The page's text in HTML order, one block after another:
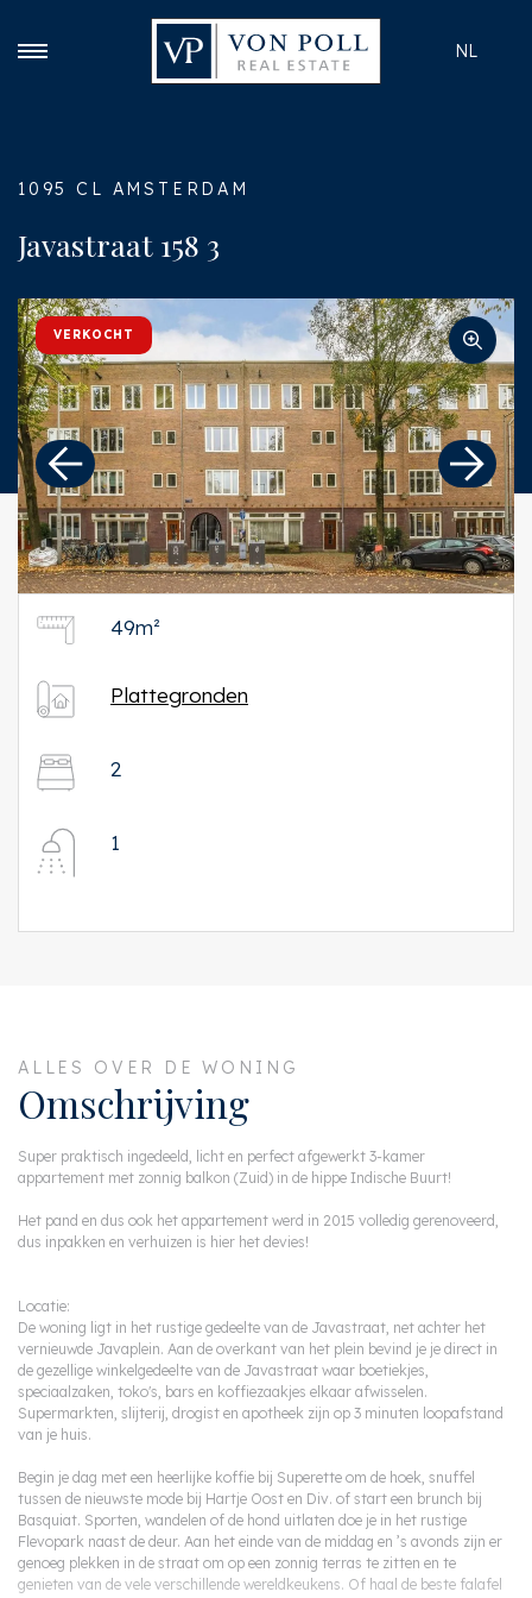
NL
1095 CL AMSTERDAM
Javastraat 158 3
VERKOCHT
49m²
Plattegronden
2
1
ALLES OVER DE WONING
Omschrijving
Super praktisch ingedeeld, licht en perfect afgewerkt 3-kamer
appartement met zonnig balkon (Zuid) in de hippe Indische Buurt!
Het pand en dus ook het appartement werd in 2015 volledig gerenoveerd,
dus inpakken en verhuizen is hier het devies!
Locatie:
De woning ligt in het rustige gedeelte van de Javastraat, net achter het
vernieuwde Javaplein. Aan de overkant van het plein bevind je je direct in
de gezellige winkelgedeelte van de Javastraat waar boetiekjes,
speciaalzaken, toko's, bars en koffiezaakjes elkaar afwisselen.
Supermarkten, slijterij, drogist en apotheek zijn op 3 minuten loopafstand
van je huis.
Begin je dag met een heerlijke koffie bij Superette om de hoek, snuffel
tussen de nieuwste mode bij Hartje Oost en Div. of start een brunch bij
Basquiat. Sporten, wandelen of de hond uitlaten doe je in het rustige
Flevopark naast de deur. Aan het einde van de middag en ’s avonds zijn er
genoeg plekken in de straat om op een zonnig terras te zitten en te
genieten van de vele verschillende wereldkeukens. Of haal de beste falafel